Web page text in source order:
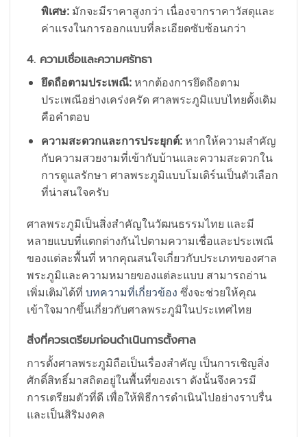
พิเศษ:มักจะมีราคาสูงกว่า เนื่องจากราคาวัสดุและ
ค่าแรงในการออกแบบที่ละเอียดซับซ้อนกว่า
4. ความเชื่อและความศรัทธา
ยึดถือตามประเพณี:หากต้องการยึดถือตาม
ประเพณีอย่างเคร่งครัด ศาลพระภูมิแบบไทยดั้งเดิม
คือคำตอบ
ความสะดวกและการประยุกต์:หากให้ความสำคัญ
กับความสวยงามที่เข้ากับบ้านและความสะดวกใน
การดูแลรักษา ศาลพระภูมิแบบโมเดิร์นเป็นตัวเลือก
ที่น่าสนใจครับ
ศาลพระภูมิเป็นสิ่งสำคัญในวัฒนธรรมไทย และมี
หลายแบบที่แตกต่างกันไปตามความเชื่อและประเพณี
ของแต่ละพื้นที่ หากคุณสนใจเกี่ยวกับประเภทของศาล
พระภูมิและความหมายของแต่ละแบบ สามารถอ่าน
เพิ่มเติมได้ที่ บทความที่เกี่ยวข้อง ซึ่งจะช่วยให้คุณ
เข้าใจมากขึ้นเกี่ยวกับศาลพระภูมิในประเทศไทย
สิ่งที่ควรเตรียมก่อนดำเนินการตั้งศาล
การตั้งศาลพระภูมิถือเป็นเรื่องสำคัญ เป็นการเชิญสิ่ง
ศักดิ์สิทธิ์มาสถิตอยู่ในพื้นที่ของเรา ดังนั้นจึงควรมี
การเตรียมตัวที่ดี เพื่อให้พิธีการดำเนินไปอย่างราบรื่น
และเป็นสิริมงคล